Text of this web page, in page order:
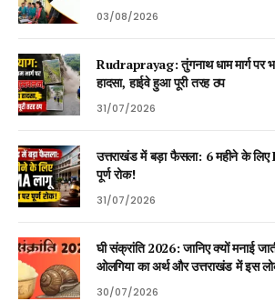
03/08/2026
Rudraprayag: तुंगनाथ धाम मार्ग पर
हादसा, हाईवे हुआ पूरी तरह ठप
31/07/2026
उत्तराखंड में बड़ा फैसला: 6 महीने के
पूर्ण रोक!
31/07/2026
घी संक्रांति 2026: जानिए क्यों मनाई
ओलगिया का अर्थ और उत्तराखंड में इस
30/07/2026